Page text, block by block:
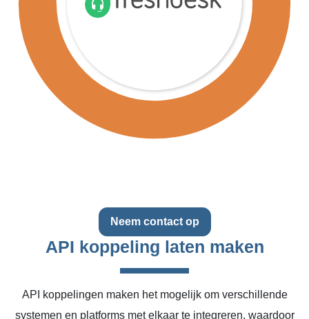
Neem contact op
API koppeling laten maken
API koppelingen maken het mogelijk om verschillende
systemen en platforms met elkaar te integreren, waardoor